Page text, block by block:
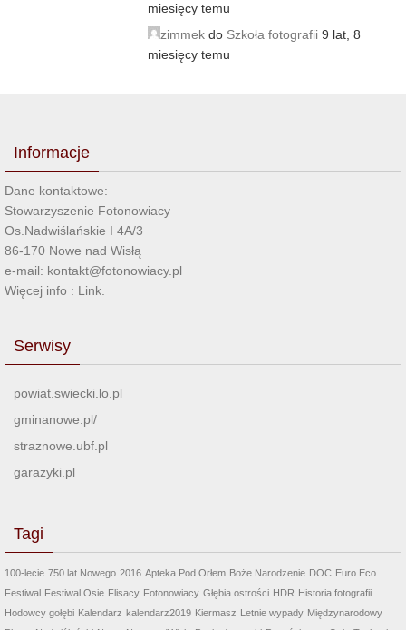
miesięcy temu
zimmek do Szkoła fotografii 9 lat, 8
miesięcy temu
Informacje
Dane kontaktowe:
Stowarzyszenie Fotonowiacy
Os.Nadwiślańskie I 4A/3
86-170 Nowe nad Wisłą
e-mail: kontakt@fotonowiacy.pl
Więcej info : Link
Serwisy
powiat.swiecki.lo.pl
gminanowe.pl/
straznowe.ubf.pl
garazyki.pl
Tagi
100-lecie 750 lat Nowego 2016 Apteka Pod Orłem Boże Narodzenie DOC Euro Eco
Festiwal Festiwal Osie Flisacy Fotonowiacy Głębia ostrości HDR Historia fotografii
Hodowcy gołębi Kalendarz kalendarz2019 Kiermasz Letnie wypady Międzynarodowy